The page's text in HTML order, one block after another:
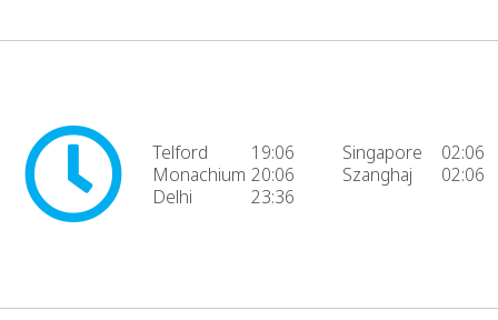
Telford
19:06
Monachium 20:06
Delhi
23:36
Singapore
02:06
Szanghaj
02:06